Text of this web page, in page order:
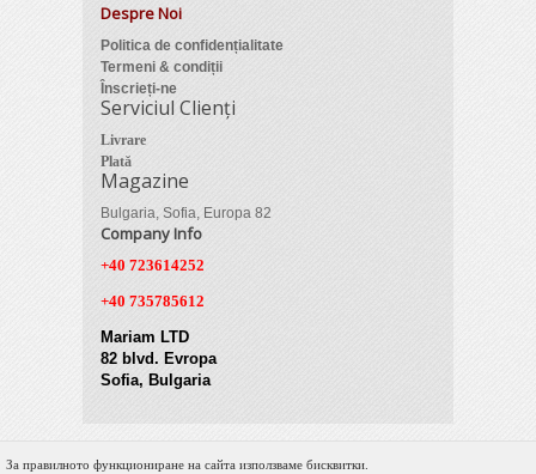
Despre Noi
Politica de confidențialitate
Termeni & condiții
Înscrieți-ne
Serviciul Clienți
Livrare
Plată
Magazine
Bulgaria, Sofia, Europa 82
Company Info
+40 723614252
+40 735785612
Mariam LTD
82 blvd. Evropa
Sofia, Bulgaria
© 2012 Zimber Tools. All Rights Reserved.
За правилното функциониране на сайта използваме бисквитки.